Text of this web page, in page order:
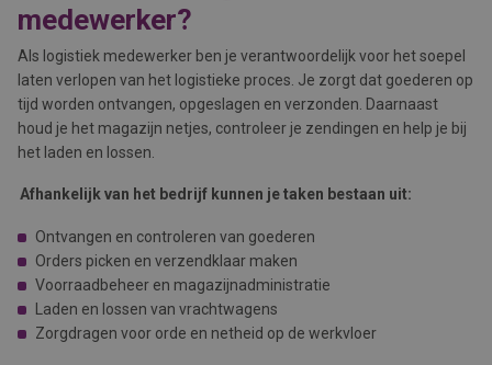
medewerker?
Als logistiek medewerker ben je verantwoordelijk voor het soepel
laten verlopen van het logistieke proces. Je zorgt dat goederen op
tijd worden ontvangen, opgeslagen en verzonden. Daarnaast
houd je het magazijn netjes, controleer je zendingen en help je bij
het laden en lossen.
Afhankelijk van het bedrijf kunnen je taken bestaan uit:
Ontvangen en controleren van goederen
Orders picken en verzendklaar maken
Voorraadbeheer en magazijnadministratie
Laden en lossen van vrachtwagens
Zorgdragen voor orde en netheid op de werkvloer